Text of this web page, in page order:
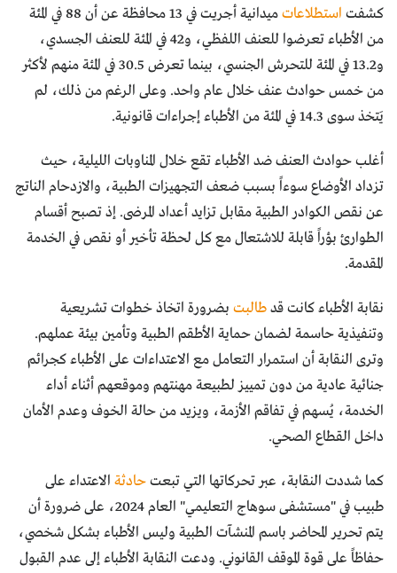
كشفت استطلاعات
ميدانية أجريت في 13 محافظة عن أن 88 في المئة
من الأطباء تعرضوا للعنف اللفظي، و42 في المئة للعنف الجسدي،
و13.2 في المئة للتحرش الجنسي، بينما تعرض 30.5 في المئة منهم لأكثر
من خمس حوادث عنف خلال عام واحد. وعلى الرغم من ذلك، لم
يَتخذ سوى 14.3 في المئة من الأطباء إجراءات قانونية.
أغلب حوادث العنف ضد الأطباء تقع خلال المناوبات الليلية، حيث
تزداد الأوضاع سوءاً بسبب ضعف التجهيزات الطبية، والازدحام الناتج
عن نقص الكوادر الطبية مقابل تزايد أعداد المرضى. إذ تصبح أقسام
الطوارئ بؤراً قابلة للاشتعال مع كل لحظة تأخير أو نقص في الخدمة
المقدمة.
نقابة الأطباء كانت قدطالبت بضرورة اتخاذ خطوات تشريعية
وتنفيذية حاسمة لضمان حماية الأطقم الطبية وتأمين بيئة عملهم.
وترى النقابة أن استمرار التعامل مع الاعتداءات على الأطباء كجرائم
جنائية عادية من دون تمييز لطبيعة مهنتهم وموقعهم أثناء أداء
الخدمة، يُسهم في تفاقم الأزمة، ويزيد من حالة الخوف وعدم الأمان
داخل القطاع الصحي.
كما شددت النقابة، عبر تحركاتها التي تبعتحادثة الاعتداء على
طبيب في "مستشفى سوهاج التعليمي" العام 2024، على ضرورة أن
يتم تحرير المحاضر باسم المنشآت الطبية وليس الأطباء بشكل شخصي،
حفاظاً على قوة الموقف القانوني. ودعت النقابة الأطباء إلى عدم القبول